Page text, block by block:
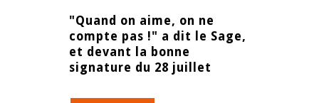
"Quand on aime, on ne
compte pas !" a dit le Sage,
et devant la bonne
signature du 28 juillet